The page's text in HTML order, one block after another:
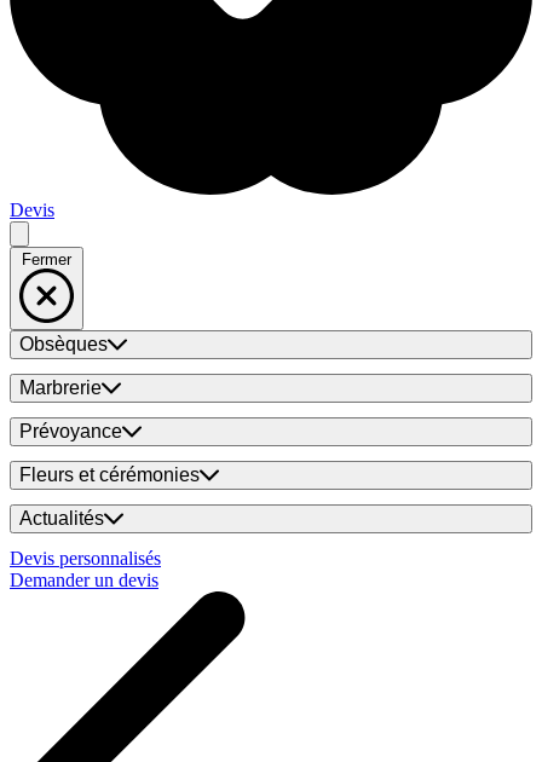
Devis
Fermer
Obsèques
Marbrerie
Prévoyance
Fleurs et cérémonies
Actualités
Devis personnalisés
Demander un devis